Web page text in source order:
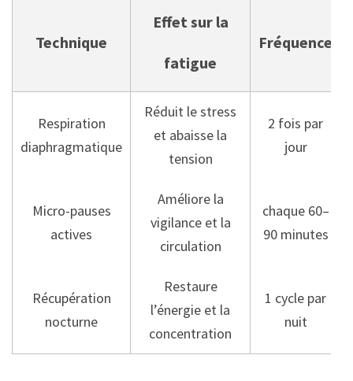
Technique
Effet sur la
fatigue
Fréquence
Respiration
diaphragmatique
Réduit le stress
et abaisse la
tension
2 fois par
jour
Micro-pauses
actives
Améliore la
vigilance et la
circulation
chaque 60–
90 minutes
Récupération
nocturne
Restaure
l’énergie et la
concentration
1 cycle par
nuit